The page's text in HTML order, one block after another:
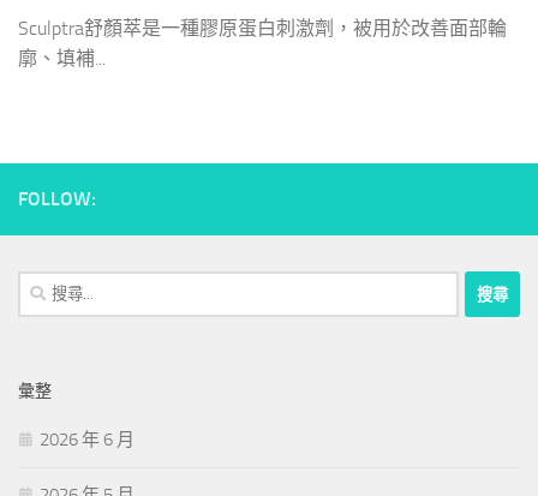
Sculptra舒顏萃是一種膠原蛋白刺激劑，被用於改善面部輪
廓、填補...
FOLLOW:
搜
尋
字:
彙整
2026 年 6 月